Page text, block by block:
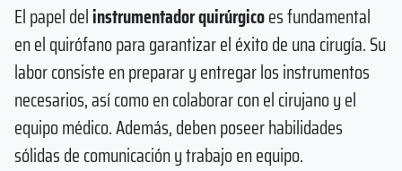
El papel delinstrumentador quirúrgicoes fundamental
en el quirófano para garantizar el éxito de una cirugía. Su
labor consiste en preparar y entregar los instrumentos
necesarios, así como en colaborar con el cirujano y el
equipo médico. Además, deben poseer habilidades
sólidas de comunicación y trabajo en equipo.